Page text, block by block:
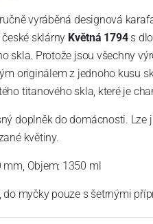
vyráběná designová
sklárny Květná 1794s
skla. Protože jsou všechny
originálem z jednoho kusu
titanového skla, které je
doplněk do domácnosti.
květiny.
mm, Objem: 1350 ml
do myčky pouze s šetrnými